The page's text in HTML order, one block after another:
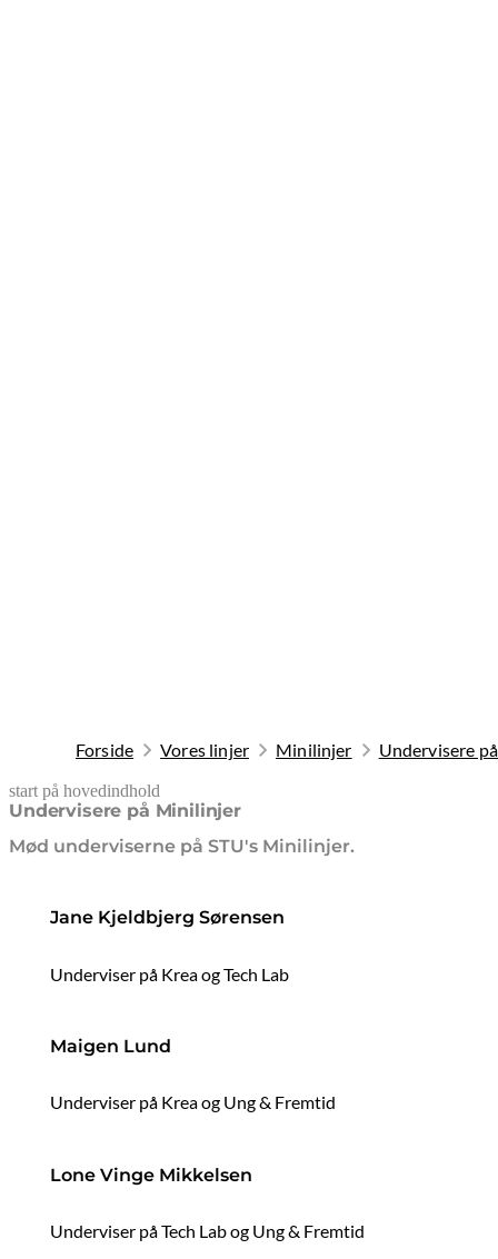
Forside Vores linjer Minilinjer Undervisere
start på hovedindhold
Undervisere på Minilinjer
Mød underviserne på STU's Minilinjer.
senest opdateret 9. februar 2026
Jane Kjeldbjerg Sørensen
Underviser på Krea og Tech Lab
Maigen Lund
Underviser på Krea og Ung & Fremtid
Lone Vinge Mikkelsen
Underviser på Tech Lab og Ung & Fremtid